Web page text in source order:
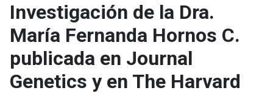
Investigación de la Dra.
María Fernanda Hornos C.
publicada en Journal
Genetics y en The Harvard